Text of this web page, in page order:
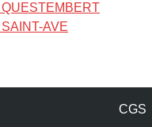
AVE
CGS